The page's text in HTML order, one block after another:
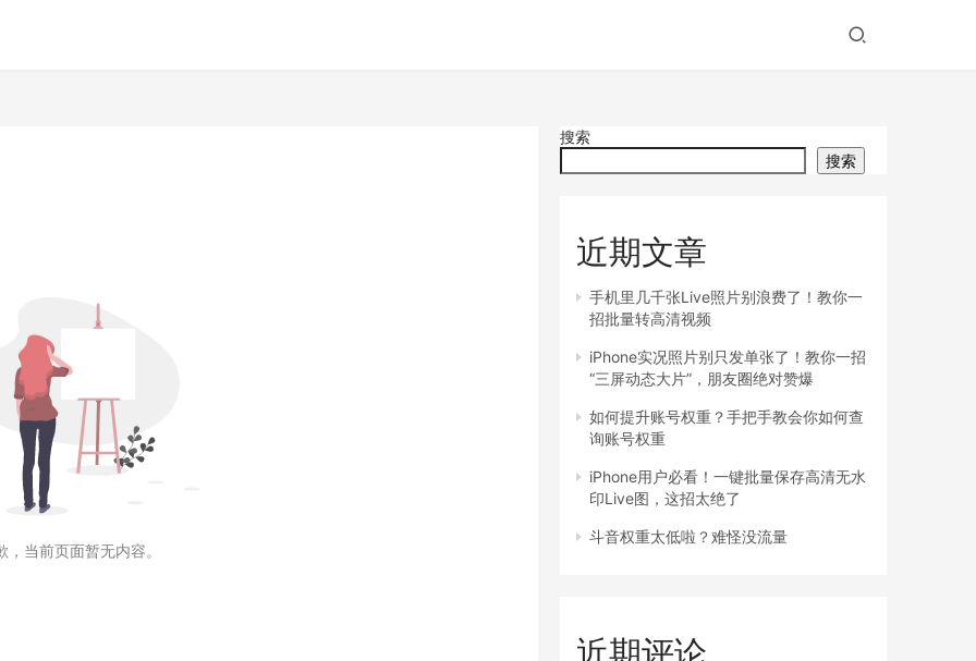
，当前页面暂无内容。
搜索
搜索
近期文章
手机里几千张Live照片别浪费了！教你一
招批量转高清视频
iPhone实况照片别只发单张了！教你一招
“三屏动态大片”，朋友圈绝对赞爆
如何提升账号权重？手把手教会你如何查
询账号权重
iPhone用户必看！一键批量保存高清无水
印Live图，这招太绝了
斗音权重太低啦？难怪没流量
近期评论